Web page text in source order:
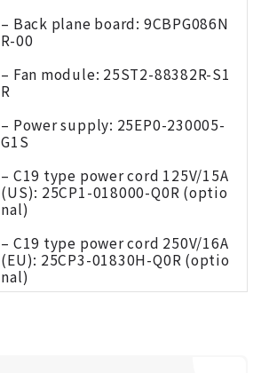
– Back plane board: 9CBPG086N
R-00
– Fan module: 25ST2-88382R-S1
R
– Power supply: 25EP0-230005-
G1S
– C19 type power cord 125V/15A
(US): 25CP1-018000-Q0R (optio
nal)
– C19 type power cord 250V/16A
(EU): 25CP3-01830H-Q0R (optio
nal)